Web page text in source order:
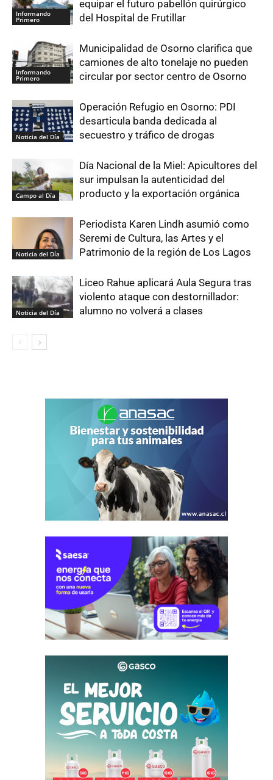
Informando
Primero
equipar el futuro pabellón quirúrgico
del Hospital de Frutillar
Informando
Primero
Municipalidad de Osorno clarifica que
camiones de alto tonelaje no pueden
circular por sector centro de Osorno
Noticia del Día
Operación Refugio en Osorno: PDI
desarticula banda dedicada al
secuestro y tráfico de drogas
Campo al Día
Día Nacional de la Miel: Apicultores del
sur impulsan la autenticidad del
producto y la exportación orgánica
Noticia del Día
Periodista Karen Lindh asumió como
Seremi de Cultura, las Artes y el
Patrimonio de la región de Los Lagos
Noticia del Día
Liceo Rahue aplicará Aula Segura tras
violento ataque con destornillador:
alumno no volverá a clases